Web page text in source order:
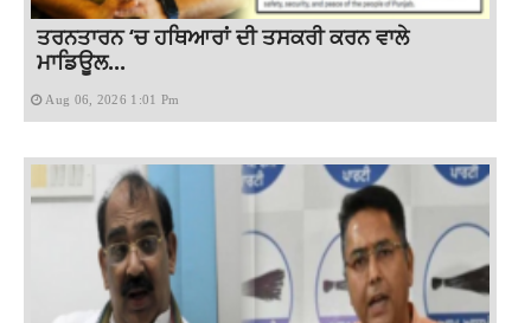
ਤਰਨਤਾਰਨ ‘ਚ ਹਥਿਆਰਾਂ ਦੀ ਤਸਕਰੀ ਕਰਨ ਵਾਲੇ
ਮਾਡਿਊਲ...
Aug 06, 2026 1:01 Pm